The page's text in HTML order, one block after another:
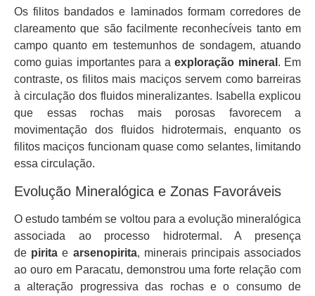
Os filitos bandados e laminados formam corredores de
clareamento que são facilmente reconhecíveis tanto em
campo quanto em testemunhos de sondagem, atuando
como guias importantes para aexploração mineral . Em
contraste, os filitos mais maciços servem como barreiras
à circulação dos fluidos mineralizantes. Isabella explicou
que essas rochas mais porosas favorecem a
movimentação dos fluidos hidrotermais, enquanto os
filitos maciços funcionam quase como selantes, limitando
essa circulação.
Evolução Mineralógica e Zonas Favoráveis
O estudo também se voltou para a evolução mineralógica
associada ao processo hidrotermal. A presença
de pirita e arsenopirita, minerais principais associados
ao ouro em Paracatu, demonstrou uma forte relação com
a alteração progressiva das rochas e o consumo de